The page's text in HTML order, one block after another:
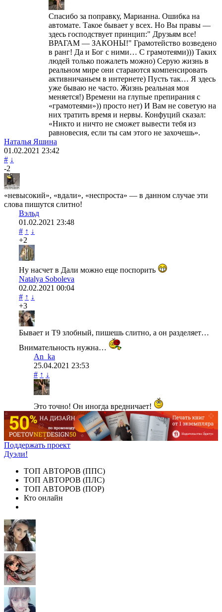
Спасибо за поправку, Марианна. Ошибка на
автомате. Такое бывает у всех. Но Вы правы —
здесь господствует принцип:" Друзьям все!
ВРАГАМ — ЗАКОНЫ!" Грамотейство возведено
в ранг! Да и Бог с ними… С грамотеями))) Таких
людей только пожалеть можно) Серую жизнь в
реальном мире они стараются компенсировать
активничаньем в интернете) Пусть так… Я здесь
уже бываю не часто. Жизнь реальная моя
меняется!) Времени на глупые препирания с
«грамотеями»)) просто нет) И Вам не советую на
них тратить время и нервы. Конфуций сказал:
«Никто и ничто не сможет вывести тебя из
равновесия, если ты сам этого не захочешь».
Наталья Яшина
01.02.2021 23:42
# ↓
-2
«невысокий», «вдали», «неспроста» — в данном случае эти
слова пишутся слитно!
Вэльд
01.02.2021 23:48
# ↑ ↓
+2
Ну насчет в Дали можно еще поспорить
Natalya Soboleva
02.02.2021 00:04
# ↑ ↓
+3
Бывает и Т9 злобный, пишешь слитно, а он разделяет…
Внимательность нужна…
An_ka
25.04.2021 23:53
# ↑ ↓
Это точно! Он иногда вредничает!
Поддержать проект
Дуэли!
ТОП АВТОРОВ (ППС)
ТОП АВТОРОВ (ПЛС)
ТОП АВТОРОВ (ПОР)
Кто онлайн